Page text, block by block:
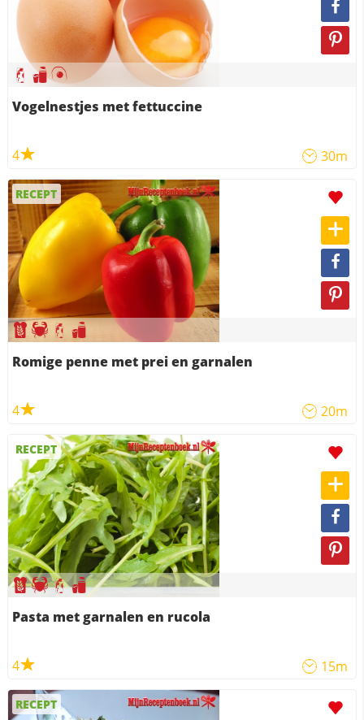
Vogelnestjes met fettuccine
4 30m
RECEPT
Romige penne met prei en garnalen
4 20m
RECEPT
Pasta met garnalen en rucola
4 15m
RECEPT